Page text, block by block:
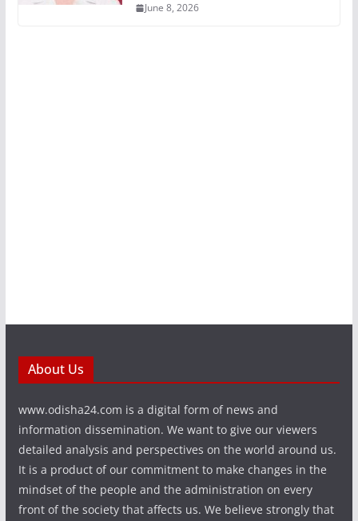
June 8, 2026
About Us
www.odisha24.com is a digital form of news and
information dissemination. We want to give our viewers
detailed analysis and perspectives on the world around us.
It is a product of our commitment to make changes in the
mindset of the people and the administration on every
front of the society that affects us. We believe strongly that